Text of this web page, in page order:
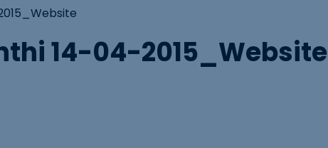
14-04-2015_Website